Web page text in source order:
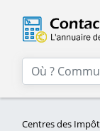
Centres des